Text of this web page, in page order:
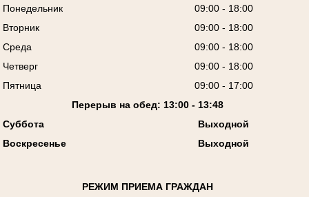
Понедельник
09:00 - 18:00
Вторник
09:00 - 18:00
Среда
09:00 - 18:00
Четверг
09:00 - 18:00
Пятница
09:00 - 17:00
Перерыв на обед: 13:00 - 13:48
Суббота
Выходной
Воскресенье
Выходной
РЕЖИМ ПРИЕМА ГРАЖДАН